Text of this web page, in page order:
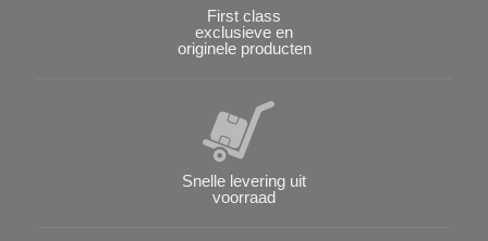
First class
exclusieve en
originele producten
Snelle levering uit
voorraad